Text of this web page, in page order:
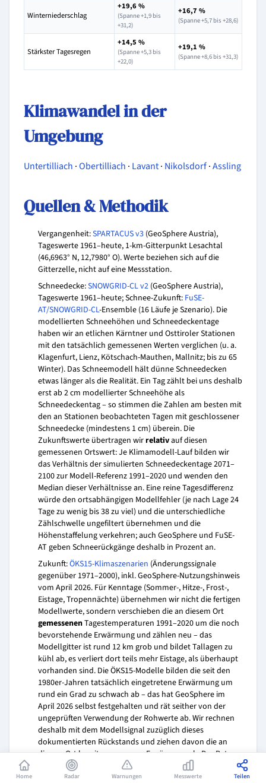
Winterniederschlag
+19,6 %
(Spanne +1,9 bis
+31,2)
+16,7 %
(Spanne +5,7 bis +28,6)
Stärkster Tagesregen
+14,5 %
(Spanne +5,3 bis
+22,0)
+19,1 %
(Spanne +8,6 bis +31,3)
Klimawandel in der
Umgebung
Untertilliach ·Obertilliach · Lavant· Nikolsdorf·Assling
Quellen & Methodik
Vergangenheit:SPARTACUS v3 (GeoSphere Austria),
Tageswerte 1961–heute, 1-km-Gitterpunkt Lesachtal
(46,6963° N, 12,7980° O). Werte beziehen sich auf die
Gitterzelle, nicht auf eine Messstation.
Schneedecke:SNOWGRID-CL v2 (GeoSphere Austria),
Tageswerte 1961–heute; Schnee-Zukunft: FuSE-
AT/SNOWGRID-CL-Ensemble (16 Läufe je Szenario). Die
modellierten Schneehöhen und Schneedeckentage
haben wir an etlichen Kärntner und Osttiroler Stationen
mit den tatsächlich gemessenen Werten verglichen (u. a.
Klagenfurt, Lienz, Kötschach-Mauthen, Mallnitz; bis zu 65
Winter). Das Schneemodell hält dünne Schneedecken
etwas länger als die Realität. Ein Tag zählt bei uns deshalb
erst ab 2 cm modellierter Schneehöhe als
Schneedeckentag – so stimmen die Zahlen am besten mit
den an Stationen beobachteten Tagen mit geschlossener
Schneedecke (mindestens 1 cm) überein. Die
Zukunftswerte übertragen wirrelativauf diesen
gemessenen Ortswert: Je Klimamodell-Lauf bilden wir
das Verhältnis der simulierten Schneedeckentage 2071–
2100 zur Modell-Referenz 1991–2020 und wenden den
Median dieser Verhältnisse an. Eine reine Tagesdifferenz
würde den ortsabhängigen Modellfehler (je nach Lage 24
Tage zu wenig bis 38 zu viel) und die unterschiedliche
Zählschwelle ungefiltert übernehmen und die
Höhenstaffelung verkehren; auch GeoSphere und FuSE-
AT geben Schneerückgänge deshalb in Prozent an.
Zukunft:ÖKS15-Klimaszenarien (Änderungssignale
gegenüber 1971–2000), inkl. GeoSphere-Nutzungshinweis
vom April 2026. Für Kenntage (Sommer-, Hitze-, Frost-,
Eistage, Tropennächte) übernehmen wir nicht die fertigen
Modellwerte, sondern verschieben die an diesem Ort
gemessenenTagestemperaturen 1991–2020 um die noch
bevorstehende Erwärmung und zählen neu – das
Modellgitter ist rund 12 km grob und bildet Tallagen zu
kühl ab, es verliert dort teils mehr Eistage, als überhaupt
vorhanden sind. Die ÖKS15-Modelle bilden die seit den
1980er-Jahren tatsächlich eingetretene Erwärmung um
rund ein Grad zu schwach ab – das hat GeoSphere im
April 2026 selbst festgehalten und rät seither von der
ungeprüften Verwendung der Rohwerte ab. Wir rechnen
deshalb mit dem Modellsignal zuzüglich dieses
dokumentierten Rückstands und ziehen davon die an
diesem Ort bereits gemessene Erwärmung ab. Der Betrag,
um den die Schwelle am Ende verschoben wird, stammt
damit aus den Messwerten dieses Ortes. Weil sich
Home Radar Warnungen Messwerte Teilen